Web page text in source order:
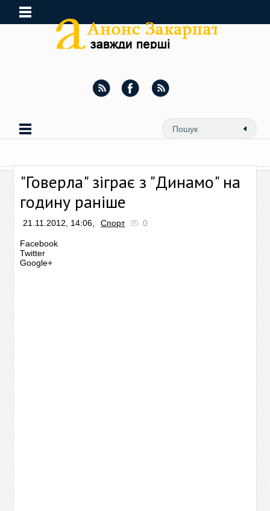
"Говерла" зіграє з "Динамо" на
годину раніше
21.11.2012, 14:06, Спорт 0
Facebook
Twitter
Google+